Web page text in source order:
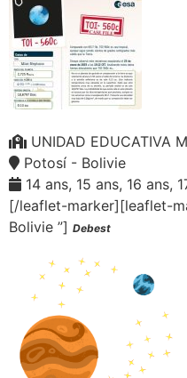
UNIDAD EDUCATIVA
Potosí - Bolivie
14 ans, 15 ans, 16 ans,
[/leaflet-marker][leaflet-
Bolivie ”] Debest